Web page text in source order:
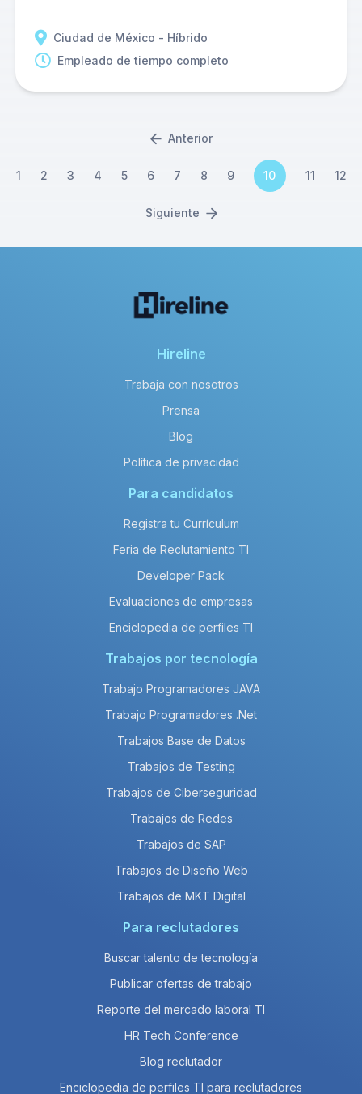
Ciudad de México - Híbrido
Empleado de tiempo completo
Anterior
1 2 3 4 5 6 7 8 9 10 11 12
Siguiente
Hireline
Trabaja con nosotros
Prensa
Blog
Política de privacidad
Para candidatos
Registra tu Currículum
Feria de Reclutamiento TI
Developer Pack
Evaluaciones de empresas
Enciclopedia de perfiles TI
Trabajos por tecnología
Trabajo Programadores JAVA
Trabajo Programadores .Net
Trabajos Base de Datos
Trabajos de Testing
Trabajos de Ciberseguridad
Trabajos de Redes
Trabajos de SAP
Trabajos de Diseño Web
Trabajos de MKT Digital
Para reclutadores
Buscar talento de tecnología
Publicar ofertas de trabajo
Reporte del mercado laboral TI
HR Tech Conference
Blog reclutador
Enciclopedia de perfiles TI para reclutadores